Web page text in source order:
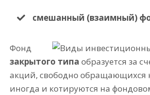
смешанный (взаимный)
Фонд
закрытого типа образуется за
акций, свободно обращающихся
иногда и котируются на